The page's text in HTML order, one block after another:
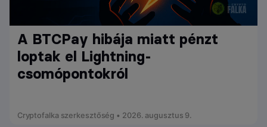
A BTCPay hibája miatt pénzt
loptak el Lightning-
csomópontokról
Cryptofalka szerkesztőség • 2026. augusztus 9.